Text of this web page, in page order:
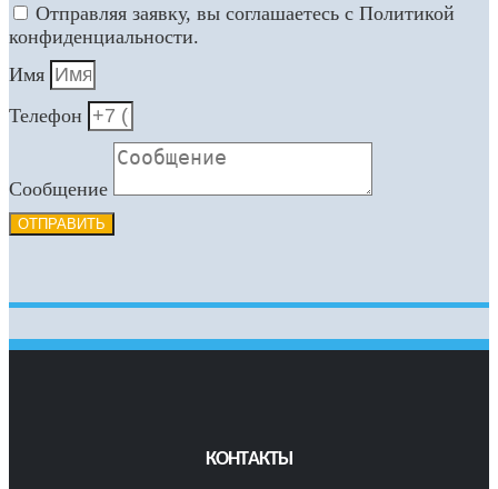
Отправляя заявку, вы соглашаетесь с Политикой
конфиденциальности.
Имя
Телефон
Сообщение
ОТПРАВИТЬ
КОНТАКТЫ